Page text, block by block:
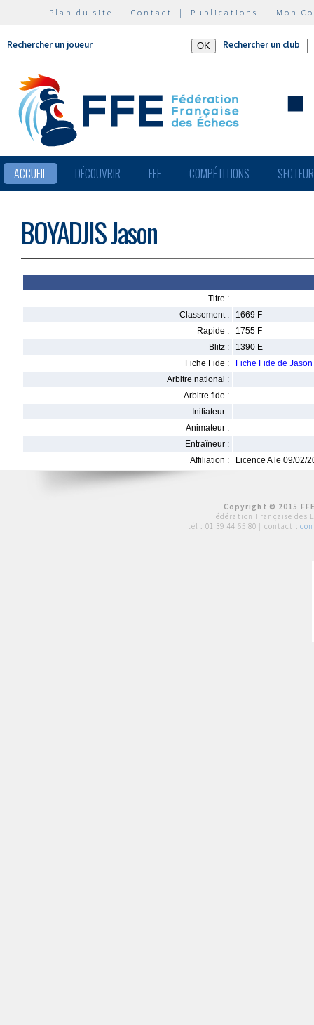
Plan du site | Contact | Publications | Mon
Rechercher un joueur Rechercher un club
ACCUEIL DÉCOUVRIR FFE COMPÉTITIONS
BOYADJIS Jason
Titre :
Classement :
1669 F
Rapide :
1755 F
Blitz :
1390 E
Fiche Fide :
Fiche Fide de
Arbitre national :
Arbitre fide :
Initiateur :
Animateur :
Entraîneur :
Affiliation :
Licence A le 09/02/
Copyright © 2015
Fédération Française des
tél : 01 39 44 65 80 | contact :